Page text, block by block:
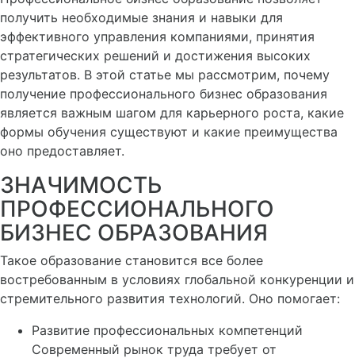
получить необходимые знания и навыки для
эффективного управления компаниями, принятия
стратегических решений и достижения высоких
результатов. В этой статье мы рассмотрим, почему
получение профессионального бизнес образования
является важным шагом для карьерного роста, какие
формы обучения существуют и какие преимущества
оно предоставляет.
ЗНАЧИМОСТЬ
ПРОФЕССИОНАЛЬНОГО
БИЗНЕС ОБРАЗОВАНИЯ
Такое образование становится все более
востребованным в условиях глобальной конкуренции и
стремительного развития технологий. Оно помогает:
Развитие профессиональных компетенций
Современный рынок труда требует от